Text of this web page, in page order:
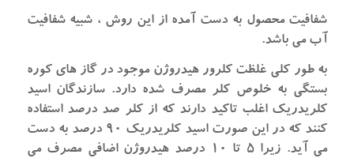
شفافیت محصول به دست آمده از این روش ، شبیه شفافیت
آب می باشد.
به طور کلی غلظت کلرور هیدروژن موجود در گاز های کوره
بستگی به خلوص کلر مصرف شده دارد. سازندگان اسید
کلریدریک اغلب تاکید دارند که از کلر صد درصد استفاده
کنند که در این صورت اسید کلریدریک ۹۰ درصد به دست
می آید. زیرا ۵ تا ۱۰ درصد هیدروژن اضافی مصرف می